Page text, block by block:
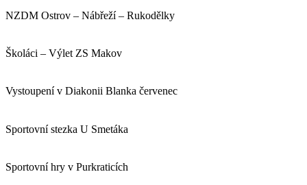
NZDM Ostrov – Nábřeží – Rukodělky
Školáci – Výlet ZS Makov
Vystoupení v Diakonii Blanka červenec
Sportovní stezka U Smetáka
Sportovní hry v Purkraticích